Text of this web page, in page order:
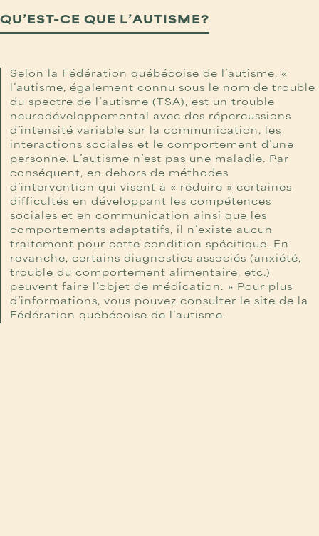
QU’EST-CE QUE L’AUTISME?
Selon la Fédération québécoise de l’autisme, «
l’autisme, également connu sous le nom de trouble
du spectre de l’autisme (TSA), est un trouble
neurodéveloppemental avec des répercussions
d’intensité variable sur la communication, les
interactions sociales et le comportement d’une
personne. L’autisme n’est pas une maladie. Par
conséquent, en dehors de méthodes
d’intervention qui visent à « réduire » certaines
difficultés en développant les compétences
sociales et en communication ainsi que les
comportements adaptatifs, il n’existe aucun
traitement pour cette condition spécifique. En
revanche, certains diagnostics associés (anxiété,
trouble du comportement alimentaire, etc.)
peuvent faire l’objet de médication. » Pour plus
d’informations, vous pouvez consulter le site de la
Fédération québécoise de l’autisme.